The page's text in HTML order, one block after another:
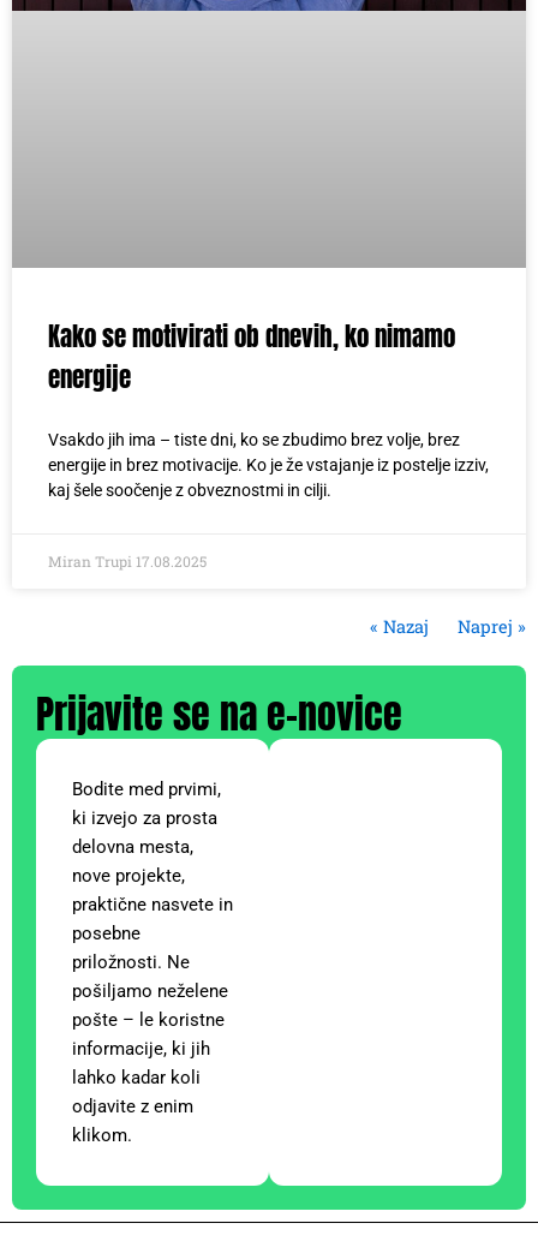
Kako se motivirati ob dnevih, ko nimamo
energije
Vsakdo jih ima – tiste dni, ko se zbudimo brez volje, brez
energije in brez motivacije. Ko je že vstajanje iz postelje izziv,
kaj šele soočenje z obveznostmi in cilji.
Miran Trupi 17.08.2025
« Nazaj Naprej »
Prijavite se na e-novice
Bodite med prvimi,
ki izvejo za prosta
delovna mesta,
nove projekte,
praktične nasvete in
posebne
priložnosti. Ne
pošiljamo neželene
pošte – le koristne
informacije, ki jih
lahko kadar koli
odjavite z enim
klikom.